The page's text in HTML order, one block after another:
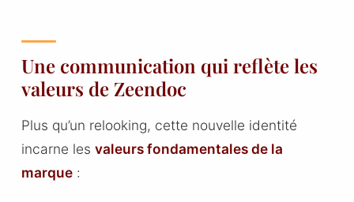
Une communication qui reflète les
valeurs de Zeendoc
Plus qu’un relooking, cette nouvelle identité
incarne les valeurs fondamentales de la
marque: